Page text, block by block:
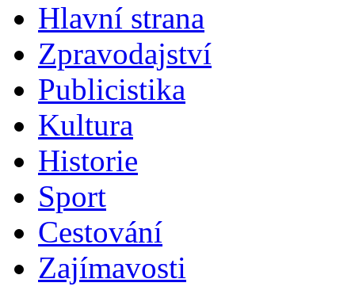
Hlavní strana
Zpravodajství
Publicistika
Kultura
Historie
Sport
Cestování
Zajímavosti